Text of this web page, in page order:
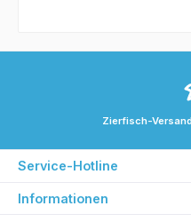
Zierfisch-
Service-Hotline
Informationen